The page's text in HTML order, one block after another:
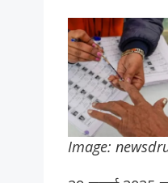
Image: